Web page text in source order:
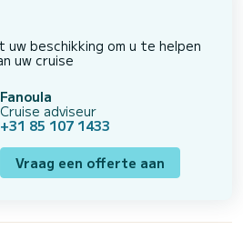
beschikking om u te helpen
uw cruise
Fanoula
Cruise adviseur
+31 85 107 1433
Vraag een offerte aan